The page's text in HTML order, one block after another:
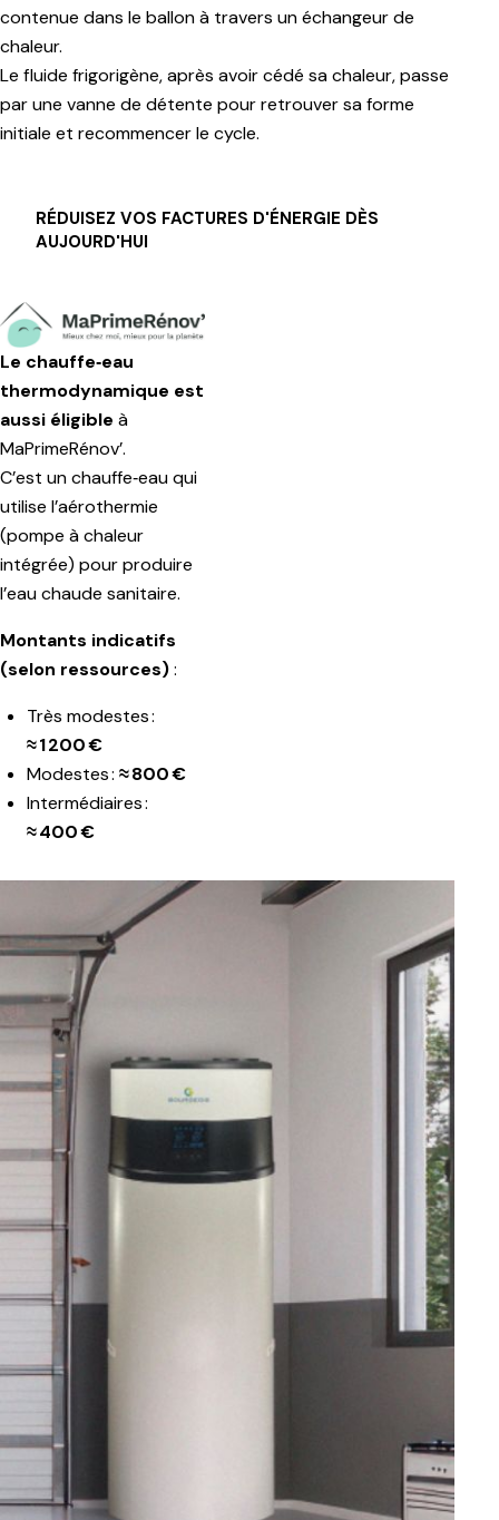
contenue dans le ballon à travers un échangeur de
chaleur.
Le fluide frigorigène, après avoir cédé sa chaleur, passe
par une vanne de détente pour retrouver sa forme
initiale et recommencer le cycle.
RÉDUISEZ VOS FACTURES D'ÉNERGIE DÈS
AUJOURD'HUI
Le chauffe‑eau
thermodynamique est
aussi éligible à
MaPrimeRénov’.
C’est un chauffe‑eau qui
utilise l’aérothermie
(pompe à chaleur
intégrée) pour produire
l’eau chaude sanitaire.
Montants indicatifs
(selon ressources):
Très modestes :
≈ 1 200 €
Modestes : ≈ 800 €
Intermédiaires :
≈ 400 €